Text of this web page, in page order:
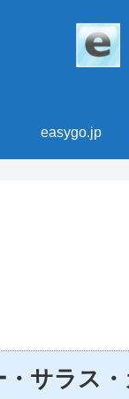
easygo.jp
サラス